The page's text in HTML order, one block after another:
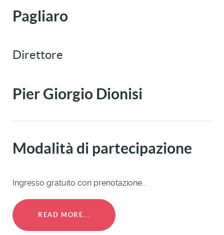
Pagliaro
Direttore
Pier Giorgio Dionisi
Modalità di partecipazione
Ingresso gratuito con prenotazione...
READ MORE...